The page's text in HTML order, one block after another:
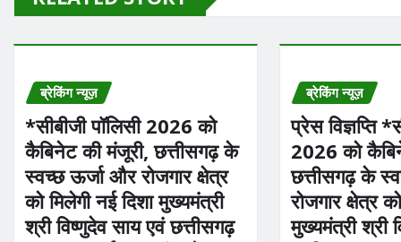
ब्रेकिंग न्यूज़
*सीबीजी पॉलिसी 2026 को
कैबिनेट की मंजूरी, छत्तीसगढ़ के
स्वच्छ ऊर्जा और रोजगार क्षेत्र
को मिलेगी नई दिशा मुख्यमंत्री
श्री विष्णुदेव साय एवं छत्तीसगढ़
ब्रेकिंग न्यूज़
प्रेस विज्ञप्ति
2026 को
छत्तीसगढ़ के
रोजगार क्षेत्र
मुख्यमंत्री श्री